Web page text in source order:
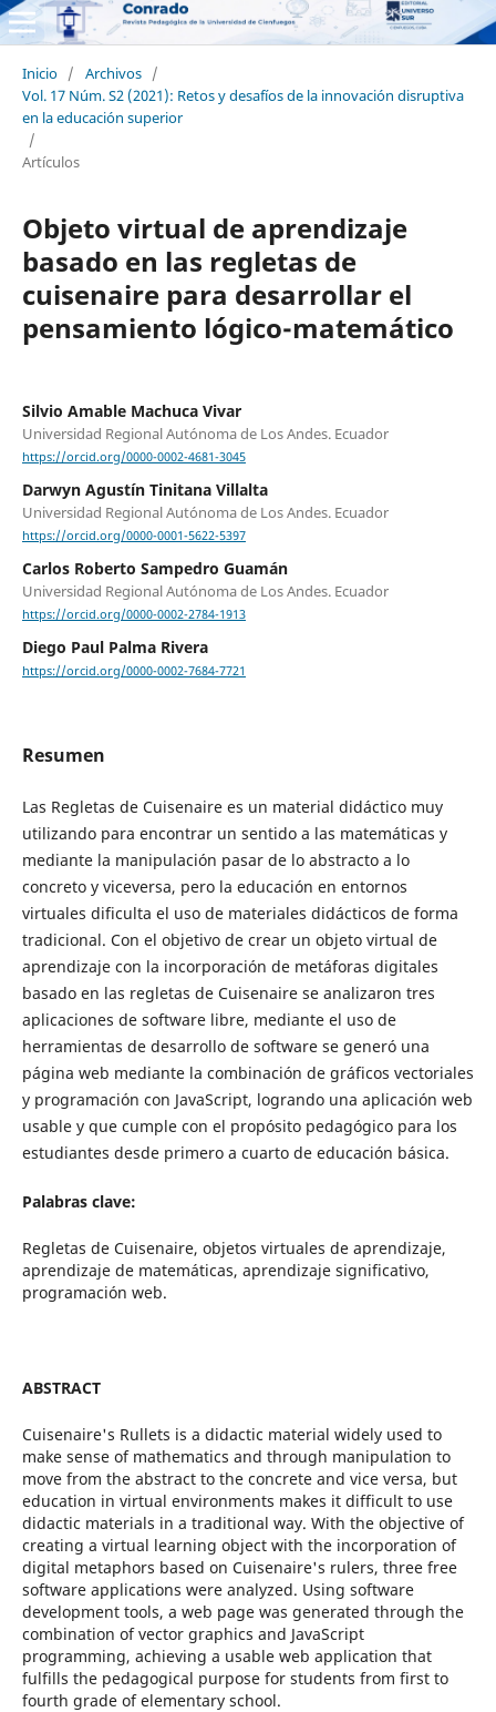
Inicio / Archivos /
Vol. 17 Núm. S2 (2021): Retos y desafíos de la innovación disruptiva
en la educación superior
/
Artículos
Objeto virtual de aprendizaje
basado en las regletas de
cuisenaire para desarrollar el
pensamiento lógico-matemático
Silvio Amable Machuca Vivar
Universidad Regional Autónoma de Los Andes. Ecuador
https://orcid.org/0000-0002-4681-3045
Darwyn Agustín Tinitana Villalta
Universidad Regional Autónoma de Los Andes. Ecuador
https://orcid.org/0000-0001-5622-5397
Carlos Roberto Sampedro Guamán
Universidad Regional Autónoma de Los Andes. Ecuador
https://orcid.org/0000-0002-2784-1913
Diego Paul Palma Rivera
https://orcid.org/0000-0002-7684-7721
Resumen
Las Regletas de Cuisenaire es un material didáctico muy
utilizando para encontrar un sentido a las matemáticas y
mediante la manipulación pasar de lo abstracto a lo
concreto y viceversa, pero la educación en entornos
virtuales dificulta el uso de materiales didácticos de forma
tradicional. Con el objetivo de crear un objeto virtual de
aprendizaje con la incorporación de metáforas digitales
basado en las regletas de Cuisenaire se analizaron tres
aplicaciones de software libre, mediante el uso de
herramientas de desarrollo de software se generó una
página web mediante la combinación de gráficos vectoriales
y programación con JavaScript, logrando una aplicación web
usable y que cumple con el propósito pedagógico para los
estudiantes desde primero a cuarto de educación básica.
Palabras clave:
Regletas de Cuisenaire, objetos virtuales de aprendizaje,
aprendizaje de matemáticas, aprendizaje significativo,
programación web.
ABSTRACT
Cuisenaire's Rullets is a didactic material widely used to
make sense of mathematics and through manipulation to
move from the abstract to the concrete and vice versa, but
education in virtual environments makes it difficult to use
didactic materials in a traditional way. With the objective of
creating a virtual learning object with the incorporation of
digital metaphors based on Cuisenaire's rulers, three free
software applications were analyzed. Using software
development tools, a web page was generated through the
combination of vector graphics and JavaScript
programming, achieving a usable web application that
fulfills the pedagogical purpose for students from first to
fourth grade of elementary school.